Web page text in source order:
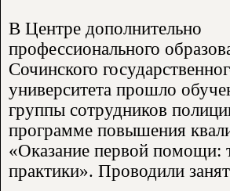
В Центре дополнительно
профессионального
Сочинского
университета прошло
группы сотрудников
программе повышения
«Оказание первой помощи:
практики». Проводили